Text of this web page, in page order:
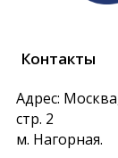
Контакты
Адрес:
стр. 2
м. Нагорная.